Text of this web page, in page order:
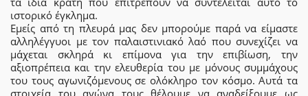
ιστορικό έγκλημα.
Εμείς από τη πλευρά μας δεν μπορούμε παρά να είμαστε
αλληλέγγυοι με τον παλαιστινιακό λαό που συνεχίζει να
μάχεται σκληρά κι επίμονα για την επιβίωση, την
αξιοπρέπεια και την ελευθερία του με μόνους συμμάχους
του τους αγωνιζόμενους σε ολόκληρο τον κόσμο. Αυτά τα
στοιχεία του αγώνα τους θέλουμε να αναδείξουμε ως